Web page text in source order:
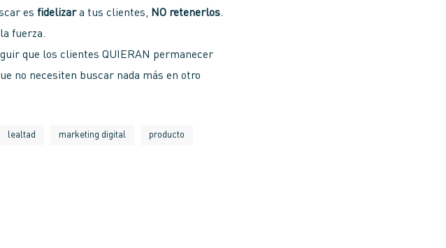
esfidelizara tus clientes, NO retenerlos.
fuerza.
que los clientes QUIERAN permanecer
no necesiten buscar nada más en otro
lealtad marketing digital producto